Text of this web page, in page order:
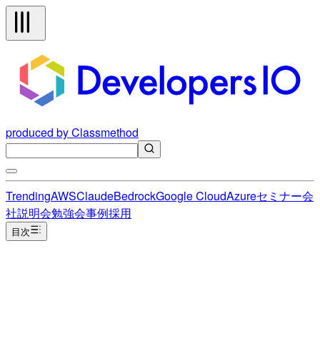
produced by Classmethod
TrendingAWSClaudeBedrockGoogle CloudAzureセミナー会
社説明会勉強会事例採用
目次